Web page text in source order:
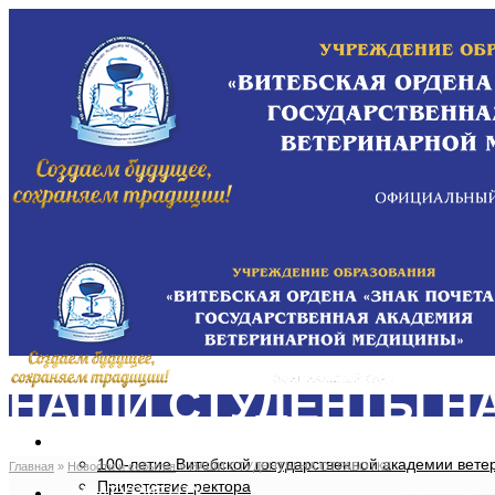
100-летие Витебской государственной академии
Приветствие ректора
НАШИ СТУДЕНТЫ
Главная » Новости и события » НАШИ СТУДЕНТЫ НА ОТРАБОТКЕ